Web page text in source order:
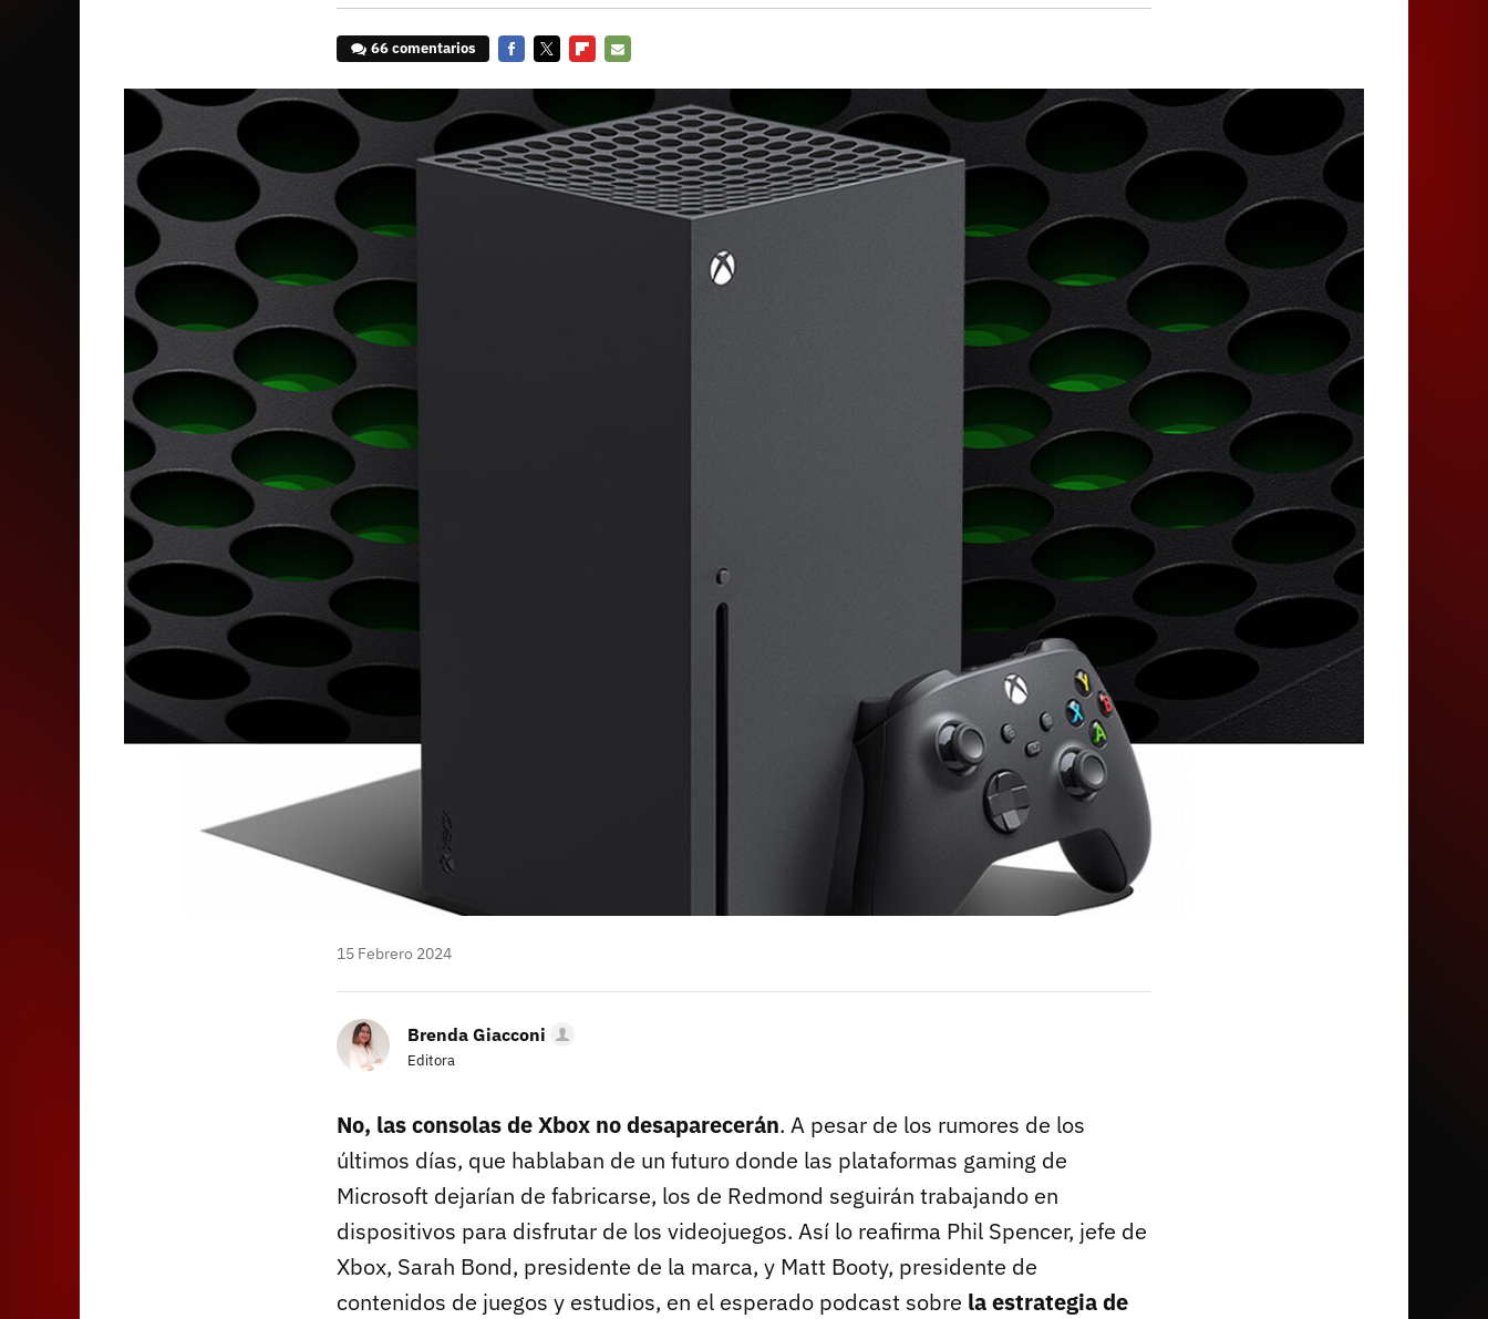
66 comentarios
15 Febrero 2024
Brenda Giacconi
Editora
No, las consolas de Xbox no desaparecerán. A pesar de los rumores de los
últimos días, que hablaban de un futuro donde las plataformas gaming de
Microsoft dejarían de fabricarse, los de Redmond seguirán trabajando en
dispositivos para disfrutar de los videojuegos. Así lo reafirma Phil Spencer, jefe de
Xbox, Sarah Bond, presidente de la marca, y Matt Booty, presidente de
contenidos de juegos y estudios, en el esperado podcast sobre la estrategia de